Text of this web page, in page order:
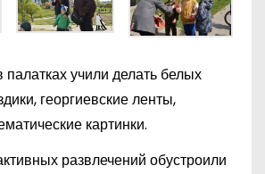
учили делать белых
георгиевские ленты,
картинки.
развлечений обустроили